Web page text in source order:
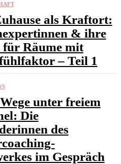
als Kraftort:
& ihre
für Räume mit
– Teil 1
unter freiem
Die
des
im Gespräch